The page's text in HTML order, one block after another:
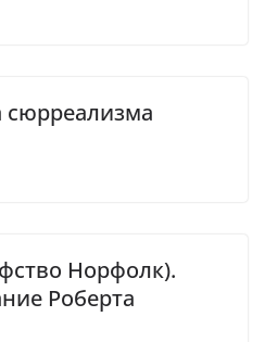
сюрреализма
Норфолк).
Роберта